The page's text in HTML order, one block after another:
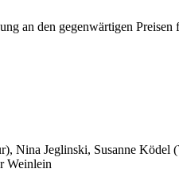
an den gegenwärtigen
Nina Jeglinski, Susanne Ködel
Weinlein